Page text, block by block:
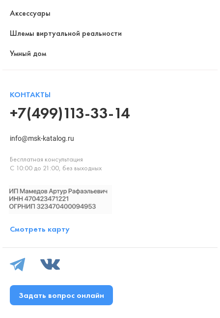
Аксессуары
Шлемы виртуальной реальности
Умный дом
КОНТАКТЫ
+7(499)113-33-14
info@msk-katalog.ru
Бесплатная консультация
С 10:00 до 21:00, без выходных
Смотреть карту
Задать вопрос онлайн